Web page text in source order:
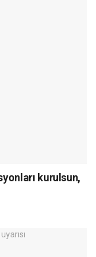
kurulsun,